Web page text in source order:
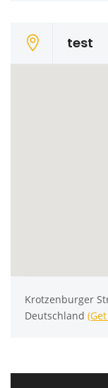
test
Krotzenburger
Deutschland